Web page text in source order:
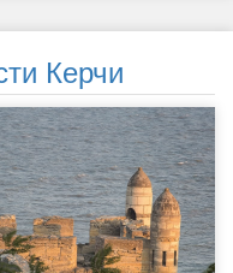
Керчи